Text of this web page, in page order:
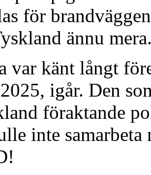
för
ännu
var känt långt
igår. Den
föraktande
inte samarbeta